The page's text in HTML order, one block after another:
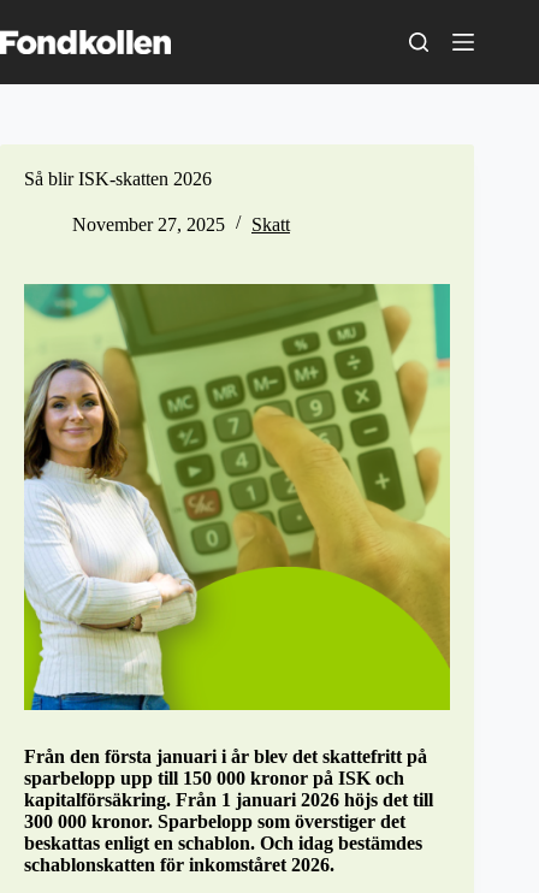
to
content
Så blir ISK-skatten 2026
November 27, 2025 Skatt
Från den första januari i år blev det skattefritt på
sparbelopp upp till 150 000 kronor på ISK och
kapitalförsäkring. Från 1 januari 2026 höjs det till
300 000 kronor. Sparbelopp som överstiger det
beskattas enligt en schablon. Och idag bestämdes
schablonskatten för inkomståret 2026.